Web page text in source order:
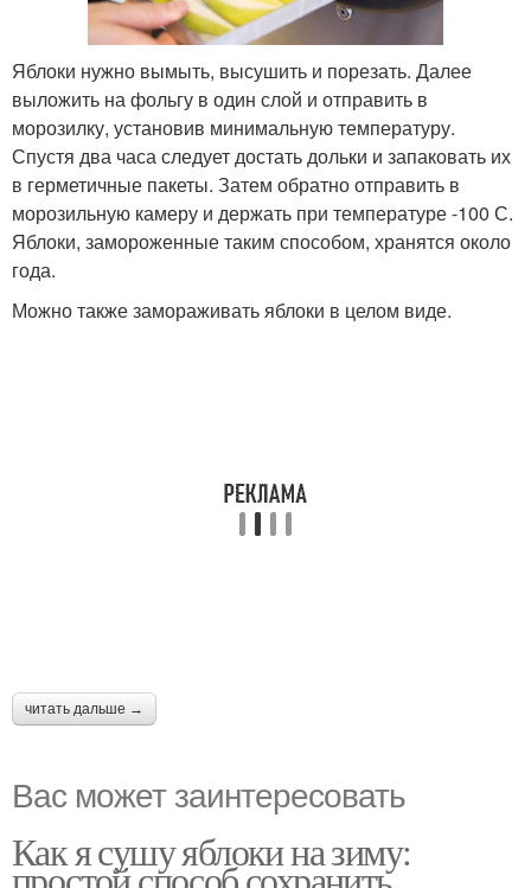
Яблоки нужно вымыть, высушить и порезать. Далее
выложить на фольгу в один слой и отправить в
морозилку, установив минимальную температуру.
Спустя два часа следует достать дольки и запаковать их
в герметичные пакеты. Затем обратно отправить в
морозильную камеру и держать при температуре -100 С.
Яблоки, замороженные таким способом, хранятся около
года.
Можно также замораживать яблоки в целом виде.
читать дальше →
Вас может заинтересовать
Как я сушу яблоки на зиму: